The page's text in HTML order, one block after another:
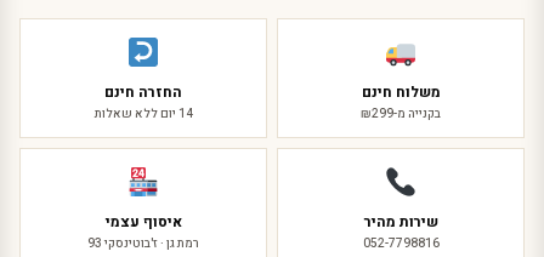
משלוח חינם
בקנייה מ-₪299
החזרה חינם
14 יום ללא שאלות
שירות מהיר
052-7798816
איסוף עצמי
רמת גן · ז'בוטינסקי 93